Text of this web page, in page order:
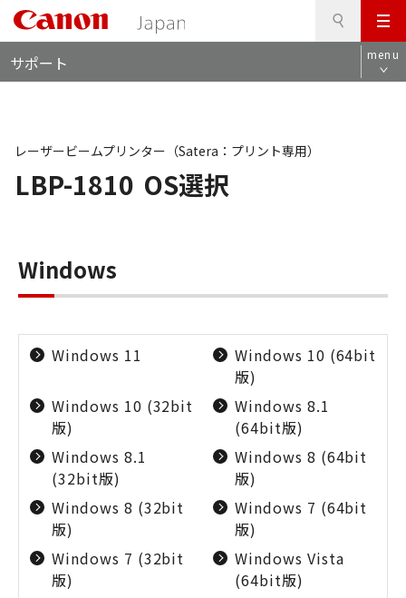
メ
ニ
ュ
サポート menu
LBP-1810 OS選択
レーザービームプリンター（Satera：プリント専用）
Windows
Windows 11
Windows 10 (64bit
版)
Windows 10 (32bit
版)
Windows 8.1
(64bit版)
Windows 8.1
(32bit版)
Windows 8 (64bit
版)
Windows 8 (32bit
版)
Windows 7 (64bit
版)
Windows 7 (32bit
版)
Windows Vista
(64bit版)